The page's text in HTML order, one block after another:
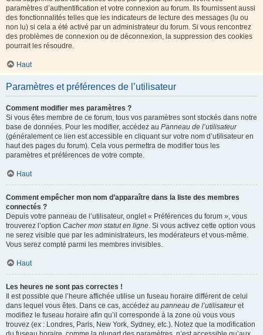
paramètres d’authentification et votre connexion au forum. Ils fournissent aussi
des fonctionnalités telles que les indicateurs de lecture des messages (lu ou
non lu) si cela a été activé par un administrateur du forum. Si vous rencontrez
des problèmes de connexion ou de déconnexion, la suppression des cookies
pourrait les résoudre.
Haut
Paramètres et préférences de l’utilisateur
Comment modifier mes paramètres ?
Si vous êtes membre de ce forum, tous vos paramètres sont stockés dans notre
base de données. Pour les modifier, accédez au Panneau de l’utilisateur
(généralement ce lien est accessible en cliquant sur votre nom d’utilisateur en
haut des pages du forum). Cela vous permettra de modifier tous les
paramètres et préférences de votre compte.
Haut
Comment empêcher mon nom d’apparaître dans la liste des membres
connectés ?
Depuis votre panneau de l’utilisateur, onglet « Préférences du forum », vous
trouverez l’option Cacher mon statut en ligne. Si vous activez cette option vous
ne serez visible que par les administrateurs, les modérateurs et vous-même.
Vous serez compté parmi les membres invisibles.
Haut
Les heures ne sont pas correctes !
Il est possible que l’heure affichée utilise un fuseau horaire différent de celui
dans lequel vous êtes. Dans ce cas, accédez au panneau de l’utilisateuret
modifiez le fuseau horaire afin qu’il corresponde à la zone où vous vous
trouvez (ex : Londres, Paris, New York, Sydney, etc.). Notez que la modification